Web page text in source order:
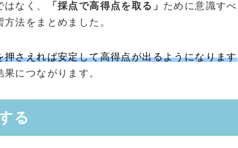
はなく、 「採点で高得点を取る」 ために意識すべ
法をまとめました。
さえれば安定して高得点が出るようになります
につながります。
る